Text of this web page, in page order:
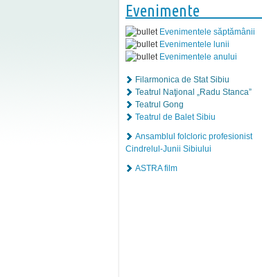
Evenimente
Evenimentele săptămânii
Evenimentele lunii
Evenimentele anului
Filarmonica de Stat Sibiu
Teatrul Naţional „Radu Stanca”
Teatrul Gong
Teatrul de Balet Sibiu
Ansamblul folcloric profesionist
Cindrelul-Junii Sibiului
ASTRA film